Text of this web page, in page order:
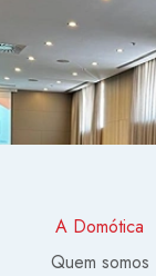
A Domótica
Quem somos